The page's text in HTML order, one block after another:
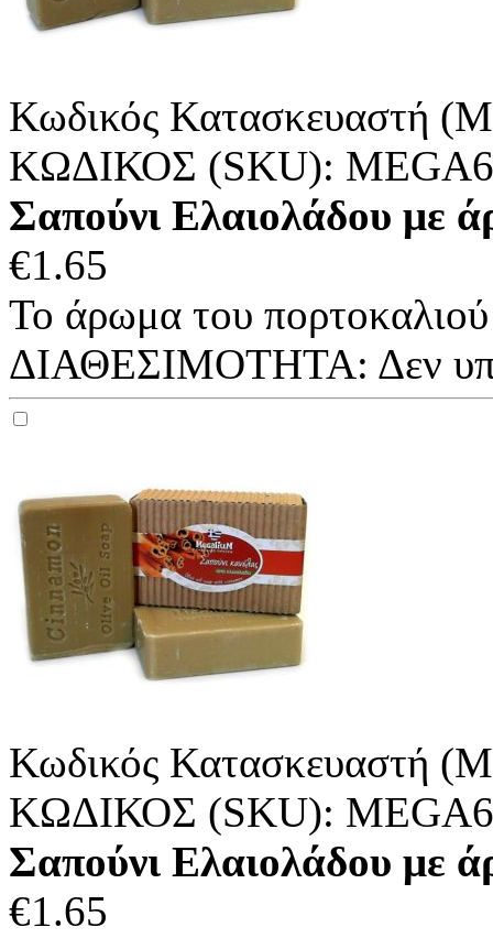
Κωδικός Κατασκευαστή
ΚΩΔΙΚΟΣ (SKU):
Σαπούνι Ελαιολάδου με
€1.65
Το άρωμα του
ΔΙΑΘΕΣΙΜΟΤΗΤΑ: Δεν
Κωδικός Κατασκευαστή
ΚΩΔΙΚΟΣ (SKU):
Σαπούνι Ελαιολάδου με
€1.65